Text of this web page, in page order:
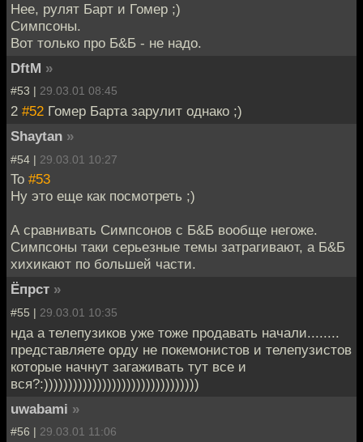
Нее, рулят Барт и Гомер ;)
Симпсоны.
Вот только про Б&Б - не надо.
DftM »
#53 | 29.03.01 08:45
2 #52 Гомер Барта зарулит однако ;)
Shaytan »
#54 | 29.03.01 10:27
To #53
Ну это еще как посмотреть ;)
А сравнивать Симпсонов с Б&Б вообще негоже.
Симпсоны таки серьезные темы затрагивают, а Б&Б
хихикают по большей части.
Ёпрст »
#55 | 29.03.01 10:35
нда а телепузиков уже тоже продавать начали........
представляете орду не покемонистов и телепузистов
которые начнут загаживать тут все и
вся?:))))))))))))))))))))))))))))))))
uwabami »
#56 | 29.03.01 11:06